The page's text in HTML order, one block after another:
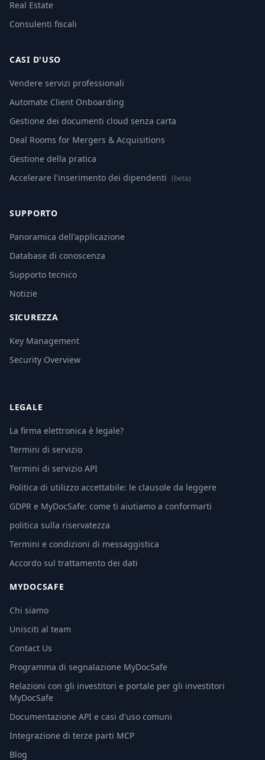
Real Estate
Consulenti fiscali
CASI D'USO
Vendere servizi professionali
Automate Client Onboarding
Gestione dei documenti cloud senza carta
Deal Rooms for Mergers & Acquisitions
Gestione della pratica
Accelerare l'inserimento dei dipendenti (beta)
SUPPORTO
Panoramica dell'applicazione
Database di conoscenza
Supporto tecnico
Notizie
SICUREZZA
Key Management
Security Overview
LEGALE
La firma elettronica è legale?
Termini di servizio
Termini di servizio API
Politica di utilizzo accettabile: le clausole da leggere
GDPR e MyDocSafe: come ti aiutiamo a conformarti
politica sulla riservatezza
Termini e condizioni di messaggistica
Accordo sul trattamento dei dati
MYDOCSAFE
Chi siamo
Unisciti al team
Contact Us
Programma di segnalazione MyDocSafe
Relazioni con gli investitori e portale per gli investitori
MyDocSafe
Documentazione API e casi d'uso comuni
Integrazione di terze parti MCP
Blog